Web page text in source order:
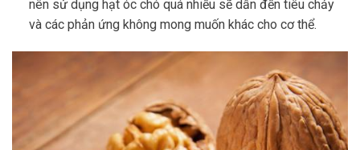
nên sử dụng hạt óc chó quá nhiều sẽ dẫn đến tiêu chảy
và các phản ứng không mong muốn khác cho cơ thể.